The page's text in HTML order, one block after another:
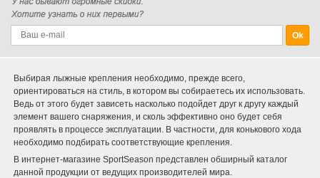
Выбирая лыжные крепления необходимо, прежде всего,
ориентироваться на стиль, в котором вы собираетесь их использовать.
Ведь от этого будет зависеть насколько подойдет друг к другу каждый
элемент вашего снаряжения, и сколь эффективно оно будет себя
проявлять в процессе эксплуатации. В частности, для конькового хода
необходимо подбирать соответствующие крепления.
В интернет-магазине SportSeason представлен обширный каталог
данной продукции от ведущих производителей мира.